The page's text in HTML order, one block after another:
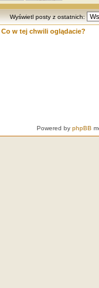
Wyświetl posty z ostatnich:
Co w tej chwili oglądacie?
Powered by phpBB